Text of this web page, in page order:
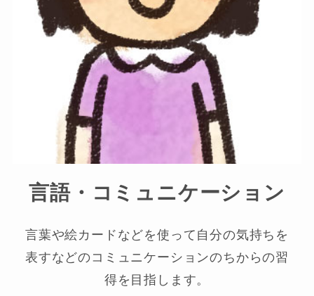
言語・コミュニケーション
言葉や絵カードなどを使って自分の気持ちを
表すなどのコミュニケーションのちからの習
得を目指します。